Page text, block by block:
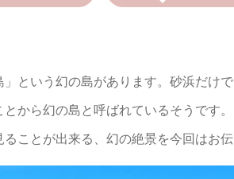
という幻の島があります。砂浜だけ
から幻の島と呼ばれているそうです
ことが出来る、幻の絶景を今回はお伝